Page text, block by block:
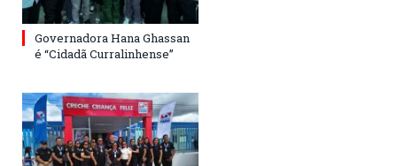
Governadora Hana Ghassan
é “Cidadã Curralinhense”